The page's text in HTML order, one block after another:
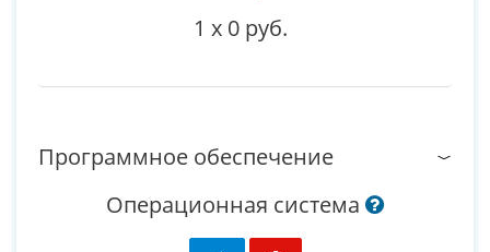
1 x 0 руб.
Программное обеспечение
Операционная система